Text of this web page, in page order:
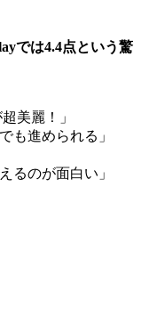
では4.4点という驚
美麗！」
も進められる」
るのが面白い」